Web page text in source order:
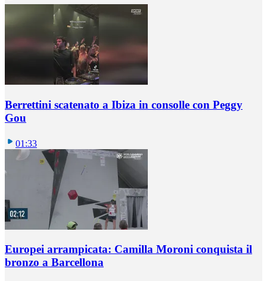
Berrettini scatenato a Ibiza in consolle con Peggy
Gou
01:33
Europei arrampicata: Camilla Moroni conquista il
bronzo a Barcellona